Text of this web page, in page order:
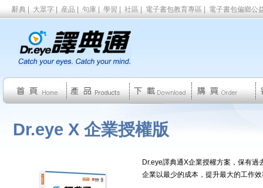
辭典 大眾字 産品 句庫 學習 社區 電子書包教育專區 電子書包偏鄉公
Dr.eye X 企業授權版
Dr.eye譯典通X企業授權方案，保有
企業以最少的成本，提升最大的工作